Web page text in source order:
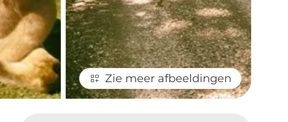
Zie meer afbeeldingen